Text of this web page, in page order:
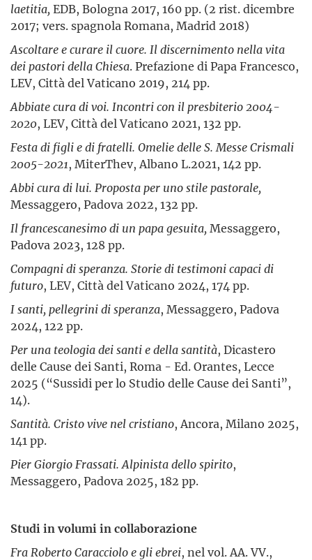
laetitia, EDB, Bologna 2017, 160 pp. (2 rist. dicembre
2017; vers. spagnola Romana, Madrid 2018)
Ascoltare e curare il cuore. Il discernimento nella vita
dei pastori della Chiesa. Prefazione di Papa Francesco,
LEV, Città del Vaticano 2019, 214 pp.
Abbiate cura di voi. Incontri con il presbiterio 2004-
2020, LEV, Città del Vaticano 2021, 132 pp.
Festa di figli e di fratelli. Omelie delle S. Messe Crismali
2005-2021, MiterThev, Albano L.2021, 142 pp.
Abbi cura di lui. Proposta per uno stile pastorale,
Messaggero, Padova 2022, 132 pp.
Il francescanesimo di un papa gesuita, Messaggero,
Padova 2023, 128 pp.
Compagni di speranza. Storie di testimoni capaci di
futuro, LEV, Città del Vaticano 2024, 174 pp.
I santi, pellegrini di speranza, Messaggero, Padova
2024, 122 pp.
Per una teologia dei santi e della santità, Dicastero
delle Cause dei Santi, Roma - Ed. Orantes, Lecce
2025 (“Sussidi per lo Studio delle Cause dei Santi”,
14).
Santità. Cristo vive nel cristiano, Ancora, Milano 2025,
141 pp.
Pier Giorgio Frassati. Alpinista dello spirito,
Messaggero, Padova 2025, 182 pp.
Studi in volumi in collaborazione
Fra Roberto Caracciolo e gli ebrei, nel vol. AA. VV.,